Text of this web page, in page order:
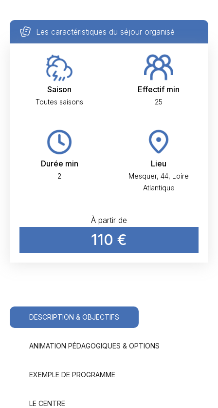
Les caractéristiques du séjour organisé
Saison
Toutes saisons
Effectif min
25
Durée min
2
Lieu
Mesquer, 44, Loire
Atlantique
À partir de
110 €
DESCRIPTION & OBJECTIFS
ANIMATION PÉDAGOGIQUES & OPTIONS
EXEMPLE DE PROGRAMME
LE CENTRE